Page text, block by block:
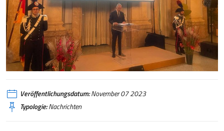
Veröffentlichungsdatum:November 07 2023
Typologie:Nachrichten